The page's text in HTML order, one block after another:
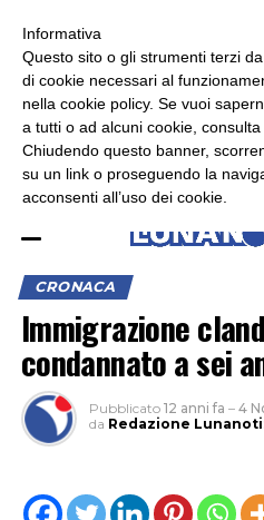
ASCOLTA RADIO LUNA
CRONACA
Immigrazione
condannato a sei
Pubblicato 12 anni fa – 4
da Redazione
×
Informativa
Questo sito o gli strumenti terzi
di cookie necessari al
nella cookie policy. Se vuoi
a tutti o ad alcuni cookie, consulta
Chiudendo questo banner,
su un link o proseguendo la
acconsenti all’uso dei cookie.